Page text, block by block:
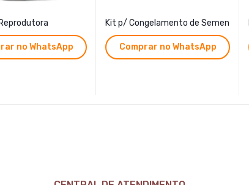
no WhatsApp
Kit p/ Congelamento de Semen
Comprar no WhatsApp